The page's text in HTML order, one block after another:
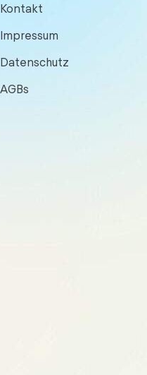
Kontakt
Impressum
Datenschutz
AGBs